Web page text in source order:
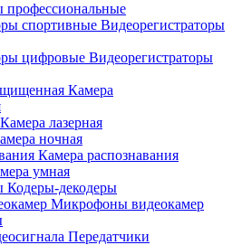
профессиональные
Видеорегистраторы
Видеорегистраторы
Камера
Камера лазерная
ночная
Камера распознавания
умная
Кодеры-декодеры
Микрофоны видеокамер
Передатчики